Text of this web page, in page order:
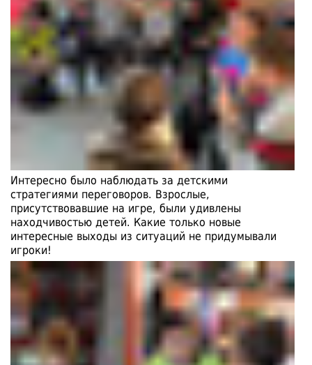
Интересно было наблюдать за детскими
стратегиями переговоров. Взрослые,
присутствовавшие на игре, были удивлены
находчивостью детей. Какие только новые
интересные выходы из ситуаций не придумывали
игроки!